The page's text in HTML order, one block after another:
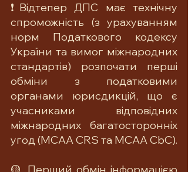
❗Відтепер ДПС має технічну
спроможність (з урахуванням
норм Податкового кодексу
України та вимог міжнародних
стандартів) розпочати перші
обміни з податковими
органами юрисдикцій, що є
учасниками відповідних
міжнародних багатосторонніх
угод (MCAA CRS та MCAA CbC).